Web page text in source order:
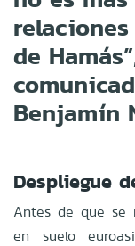
de
Benjamín
Despliegue
Antes de que se
en suelo